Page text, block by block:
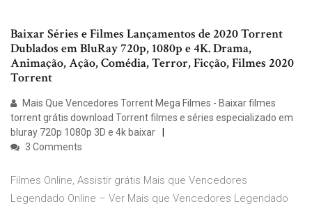
Baixar Séries e Filmes Lançamentos de 2020 Torrent
Dublados em BluRay 720p, 1080p e 4K. Drama,
Animação, Ação, Comédia, Terror, Ficção, Filmes 2020
Torrent
Mais Que Vencedores Torrent Mega Filmes - Baixar filmes
torrent grátis download Torrent filmes e séries especializado em
bluray 720p 1080p 3D e 4k baixar
3 Comments
Filmes Online, Assistir grátis Mais que Vencedores
Legendado Online – Ver Mais que Vencedores Legendado